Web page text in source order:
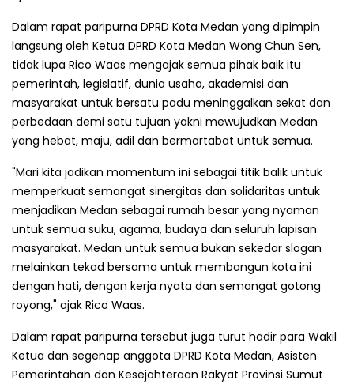
Dalam rapat paripurna DPRD Kota Medan yang dipimpin
langsung oleh Ketua DPRD Kota Medan Wong Chun Sen,
tidak lupa Rico Waas mengajak semua pihak baik itu
pemerintah, legislatif, dunia usaha, akademisi dan
masyarakat untuk bersatu padu meninggalkan sekat dan
perbedaan demi satu tujuan yakni mewujudkan Medan
yang hebat, maju, adil dan bermartabat untuk semua.
"Mari kita jadikan momentum ini sebagai titik balik untuk
memperkuat semangat sinergitas dan solidaritas untuk
menjadikan Medan sebagai rumah besar yang nyaman
untuk semua suku, agama, budaya dan seluruh lapisan
masyarakat. Medan untuk semua bukan sekedar slogan
melainkan tekad bersama untuk membangun kota ini
dengan hati, dengan kerja nyata dan semangat gotong
royong," ajak Rico Waas.
Dalam rapat paripurna tersebut juga turut hadir para Wakil
Ketua dan segenap anggota DPRD Kota Medan, Asisten
Pemerintahan dan Kesejahteraan Rakyat Provinsi Sumut